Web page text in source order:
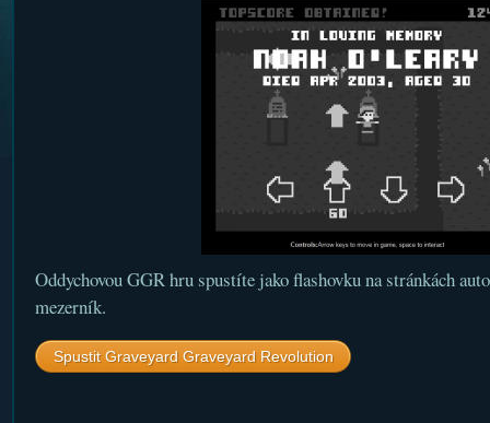
Oddychovou GGR hru spustíte jako flashovku na stránkách
mezerník.
Spustit Graveyard Graveyard Revolution